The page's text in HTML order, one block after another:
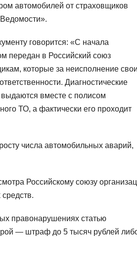
автомобилей от страховщиков
говорится: «С начала
передан в Российский союз
которые за неисполнение
Диагностические
вместе с полисом
ТО, а фактически его проходит
числа автомобильных аварий,
Российскому союзу
правонарушениях статью
— штраф до 5 тысяч рублей